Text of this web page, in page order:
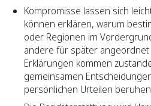
Kompromisse lassen sich
können erklären, warum
oder Regionen im
andere für später angeordnet
Erklärungen kommen
gemeinsamen
persönlichen Urteilen beruhen